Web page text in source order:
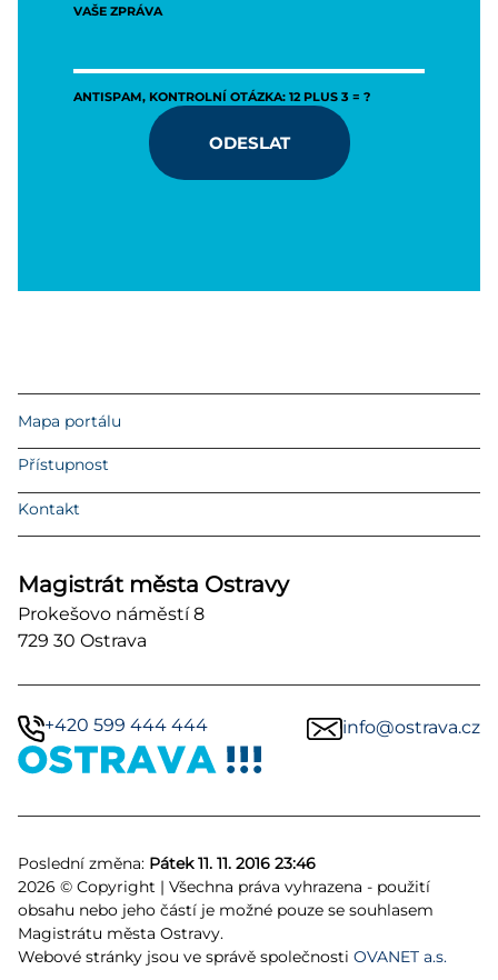
VAŠE ZPRÁVA
ANTISPAM, KONTROLNÍ OTÁZKA: 12 PLUS 3 = ?
ODESLAT
Mapa portálu
Přístupnost
Kontakt
Magistrát města Ostravy
Prokešovo náměstí 8
729 30 Ostrava
+420 599 444 444 info@ostrava.cz
Poslední změna: Pátek 11. 11. 2016 23:46
2026 © Copyright | Všechna práva vyhrazena - použití
obsahu nebo jeho částí je možné pouze se souhlasem
Magistrátu města Ostravy.
Webové stránky jsou ve správě společnosti OVANET a.s.